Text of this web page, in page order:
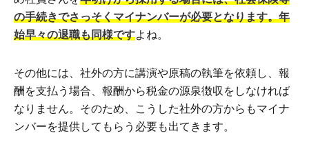
の手続きでさっそくマイナンバーが必要となります。年
始早々の退職も同様ですよね。
その他には、社外の方に講演や原稿の執筆を依頼し、報
酬を支払う場合、報酬から税金の源泉徴収をしなければ
なりません。そのため、こうした社外の方からもマイナ
ンバーを提供してもらう必要も出てきます。